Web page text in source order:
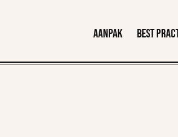
Aanpak
Best